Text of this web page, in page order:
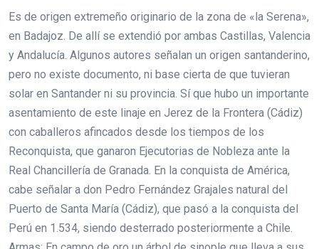
Es de origen extremeño originario de la zona de «la Serena»,
en Badajoz. De allí se extendió por ambas Castillas, Valencia
y Andalucía. Algunos autores señalan un origen santanderino,
pero no existe documento, ni base cierta de que tuvieran
solar en Santander ni su provincia. Sí que hubo un importante
asentamiento de este linaje en Jerez de la Frontera (Cádiz)
con caballeros afincados desde los tiempos de los
Reconquista, que ganaron Ejecutorias de Nobleza ante la
Real Chancillería de Granada. En la conquista de América,
cabe señalar a don Pedro Fernández Grajales natural del
Puerto de Santa María (Cádiz), que pasó a la conquista del
Perú en 1.534, siendo desterrado posteriormente a Chile.